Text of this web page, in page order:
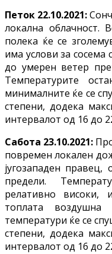
Петок 22.10.2021:
локална облачност.
полека ќе се
има услови за сосема
до умерен ветер
Температурите
минималните ќе се
степени, додека
интервалот од 16 до
Сабота 23.10.2021:
повремен локален
југозападен правец,
предели.
релативно високи,
топлата
температури ќе се
степени, додека
интервалот од 16 до